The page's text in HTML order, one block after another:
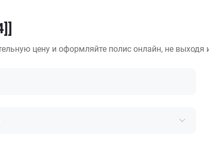
цену и оформляйте полис онлайн, не выходя